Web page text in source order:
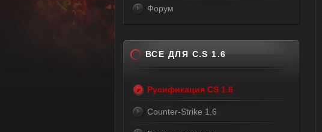
Форум
ВСЕ ДЛЯ C.S 1.6
Русификация CS 1.6
Counter-Strike 1.6